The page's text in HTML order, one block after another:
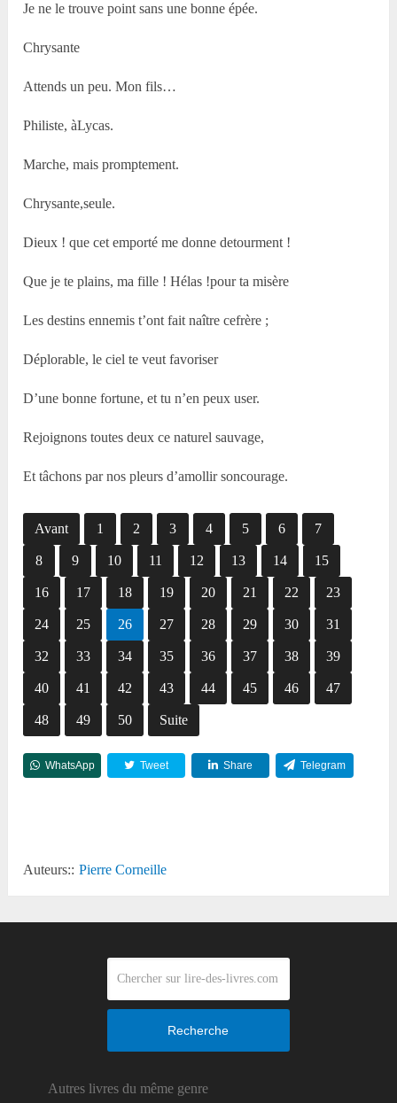
Je ne le trouve point sans une bonne épée.
Chrysante
Attends un peu. Mon fils…
Philiste, àLycas.
Marche, mais promptement.
Chrysante,seule.
Dieux ! que cet emporté me donne detourment !
Que je te plains, ma fille ! Hélas !pour ta misère
Les destins ennemis t’ont fait naître cefrère ;
Déplorable, le ciel te veut favoriser
D’une bonne fortune, et tu n’en peux user.
Rejoignons toutes deux ce naturel sauvage,
Et tâchons par nos pleurs d’amollir soncourage.
Avant 1 2 3 4 5 6 7
8 9 10 11 12 13 14 15
16 17 18 19 20 21 22 23
24 25 26 27 28 29 30 31
32 33 34 35 36 37 38 39
40 41 42 43 44 45 46 47
48 49 50 Suite
WhatsApp Tweet Share Telegram
Auteurs:: Pierre Corneille
Recherche
Autres livres du même genre